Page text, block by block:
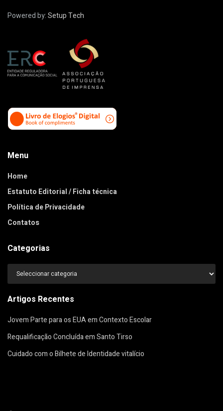
Powered by:Setup Tech
Menu
Home
Estatuto Editorial / Ficha técnica
Política de Privacidade
Contatos
Categorias
Categorias
Artigos Recentes
Jovem Parte para os EUA em Contexto Escolar
Requalificação Concluída em Santo Tirso
Cuidado com o Bilhete de Identidade vitalício